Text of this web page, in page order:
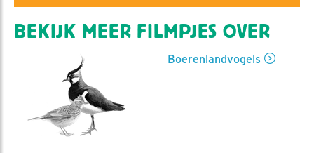
BEKIJK MEER FILMPJES OVER
Boerenlandvogels